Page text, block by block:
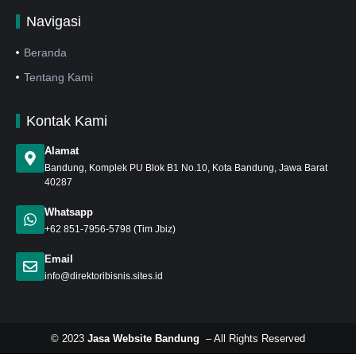
Navigasi
Beranda
Tentang Kami
Kontak Kami
Alamat
Bandung, Komplek PU Blok B1 No.10, Kota Bandung, Jawa Barat
40287
Whatsapp
+62 851-7956-5798 (Tim Jbiz)
Email
info@direktoribisnis.sites.id
© 2023 Jasa Website Bandung – All Rights Reserved